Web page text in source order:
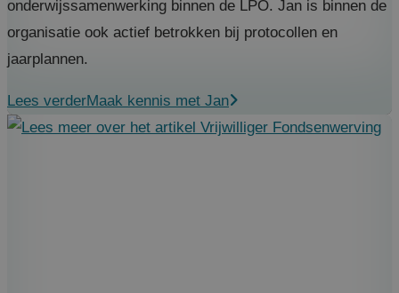
onderwijssamenwerking binnen de LPO. Jan is binnen de
organisatie ook actief betrokken bij protocollen en
jaarplannen.
Lees verderMaak kennis met Jan